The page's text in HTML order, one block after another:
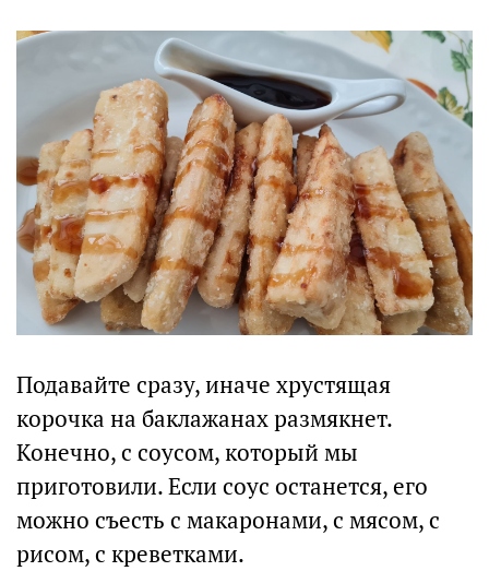
Подавайте сразу, иначе хрустящая
корочка на баклажанах размякнет.
Конечно, с соусом, который мы
приготовили. Если соус останется, его
можно съесть с макаронами, с мясом, с
рисом, с креветками.